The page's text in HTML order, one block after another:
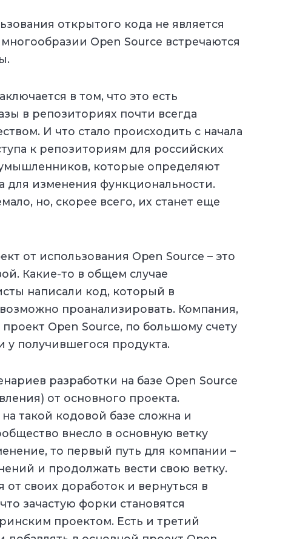
открытого кода не является
Open Source встречаются
в том, что это есть
в репозиториях почти всегда
И что стало происходить с начала
к репозиториям для российских
которые определяют
для изменения функциональности.
но, скорее всего, их станет еще
от использования Open Source – это
Какие-то в общем случае
написали код, который в
проанализировать. Компания,
проект Open Source, по большому счету
у получившегося продукта.
разработки на базе Open Source
от основного проекта.
такой кодовой базе сложна и
внесло в основную ветку
то первый путь для компании –
и продолжать вести свою ветку.
от своих доработок и вернуться в
зачастую форки становятся
проектом. Есть и третий